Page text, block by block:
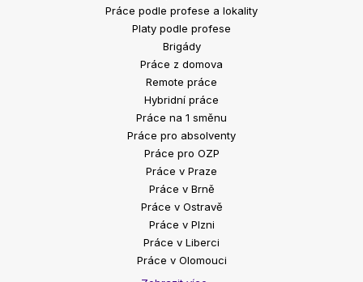
Práce podle profese a lokality
Platy podle profese
Brigády
Práce z domova
Remote práce
Hybridní práce
Práce na 1 směnu
Práce pro absolventy
Práce pro OZP
Práce v Praze
Práce v Brně
Práce v Ostravě
Práce v Plzni
Práce v Liberci
Práce v Olomouci